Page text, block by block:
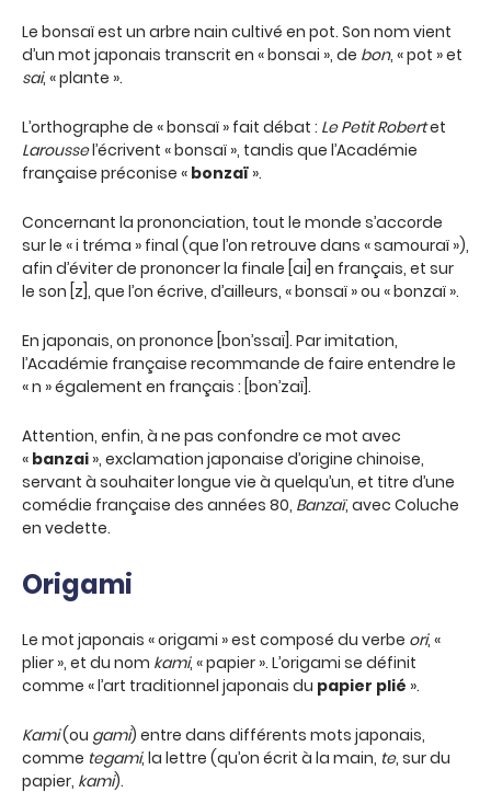
Le bonsaï est un arbre nain cultivé en pot. Son nom vient
d’un mot japonais transcrit en « bonsai », de bon, « pot » et
sai, « plante ».
L’orthographe de « bonsaï » fait débat : Le Petit Robertet
Laroussel’écrivent « bonsaï », tandis que l’Académie
française préconise « bonzaï ».
Concernant la prononciation, tout le monde s’accorde
sur le « i tréma » final (que l’on retrouve dans « samouraï »),
afin d’éviter de prononcer la finale [ai] en français, et sur
le son [z], que l’on écrive, d’ailleurs, « bonsaï » ou « bonzaï ».
En japonais, on prononce [bon’ssaï]. Par imitation,
l’Académie française recommande de faire entendre le
« n » également en français : [bon’zaï].
Attention, enfin, à ne pas confondre ce mot avec
« banzai », exclamation japonaise d’origine chinoise,
servant à souhaiter longue vie à quelqu’un, et titre d’une
comédie française des années 80, Banzaï, avec Coluche
en vedette.
Origami
Le mot japonais « origami » est composé du verbe ori, «
plier », et du nom kami, « papier ». L’origami se définit
comme « l’art traditionnel japonais du papier plié ».
Kami(ou gami) entre dans différents mots japonais,
comme tegami, la lettre (qu’on écrit à la main, te, sur du
papier, kami).